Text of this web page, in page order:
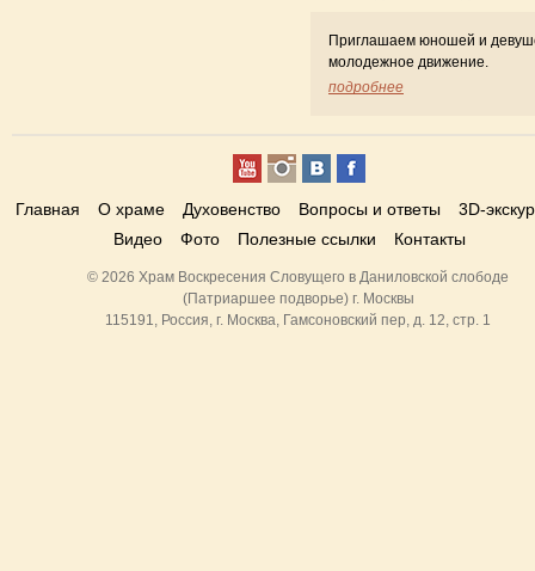
Приглашаем юношей и
молодежное движение.
подробнее
Главная О храме Духовенство Вопросы и ответы
3D-
Видео
Фото Полезные ссылки Контакты
© 2026 Храм Воскресения Словущего в Даниловской слободе
(Патриаршее подворье) г. Москвы
115191, Россия, г. Москва, Гамсоновский пер, д. 12, стр. 1